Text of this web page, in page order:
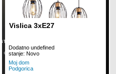
Vislica 3xE27
Dodatno undefined
stanje: Novo
Moj dom
Podgorica